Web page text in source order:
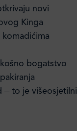
novi
Kinga
komadićima
bogatstvo
to je višeosjetilni